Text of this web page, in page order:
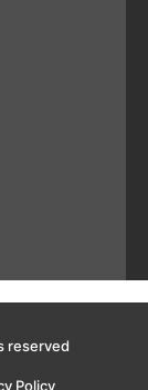
reserved
Policy